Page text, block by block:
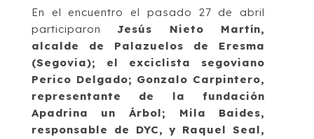
En el encuentro el pasado 27 de abril
participaronJesús Nieto Martín,
alcalde de Palazuelos de Eresma
(Segovia); el exciclista segoviano
Perico Delgado; Gonzalo Carpintero,
representante de la fundación
Apadrina un Árbol; Mila Baides,
responsable de DYC, y Raquel Seal,